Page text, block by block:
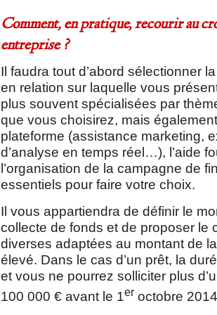
Comment, en pratique, recourir au
entreprise ?
Il faudra tout d’abord sélectionner
en relation sur laquelle vous
plus souvent spécialisées par
que vous choisirez, mais
plateforme (assistance marketing,
d’analyse en temps réel…), l’aide
l’organisation de la campagne de
essentiels pour faire votre choix.
Il vous appartiendra de définir le
collecte de fonds et de proposer le
diverses adaptées au montant de
élevé. Dans le cas d’un prêt, la
et vous ne pourrez solliciter plus
100 000 € avant le 1er octobre